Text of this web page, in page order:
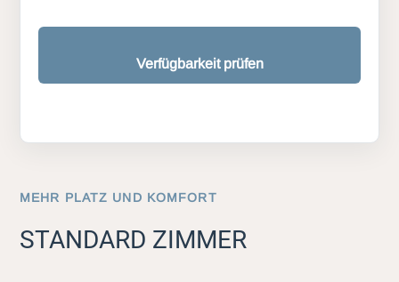
Verfügbarkeit prüfen
MEHR PLATZ UND KOMFORT
STANDARD ZIMMER